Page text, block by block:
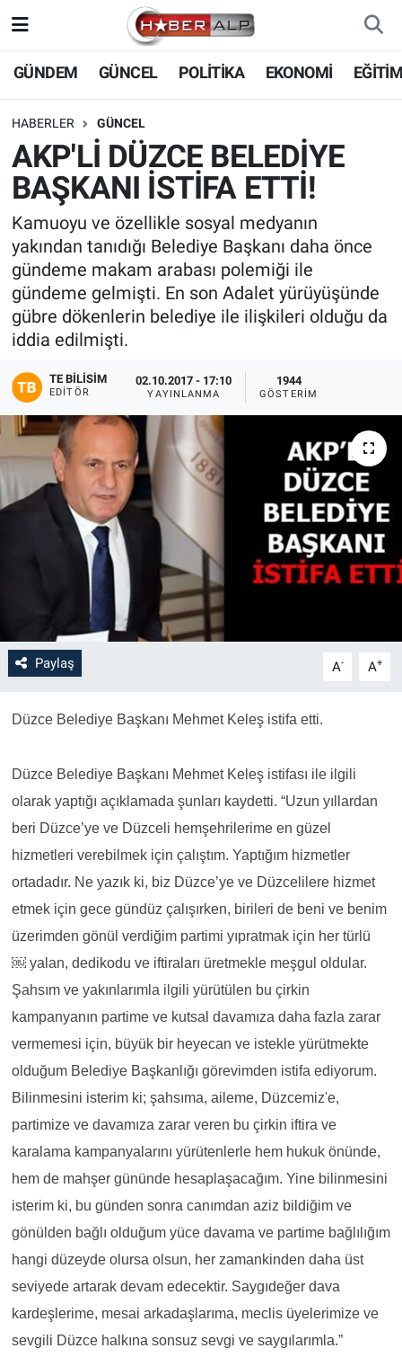
GÜNDEM GÜNCEL POLİTİKA EKONOMİ
HABERLER GÜNCEL
AKP'Lİ DÜZCE BELEDİYE
BAŞKANI İSTİFA ETTİ!
Kamuoyu ve özellikle sosyal medyanın
yakından tanıdığı Belediye Başkanı daha önce
gündeme makam arabası polemiği ile
gündeme gelmişti. En son Adalet yürüyüşünde
gübre dökenlerin belediye ile ilişkileri olduğu da
iddia edilmişti.
TE BILISIM
EDITÖR
02.10.2017 - 17:10
YAYINLANMA
1944
GÖSTERIM
Paylaş A- A+
Düzce Belediye Başkanı Mehmet Keleş istifa etti.
Düzce Belediye Başkanı Mehmet Keleş istifası ile ilgili
olarak yaptığı açıklamada şunları kaydetti. “Uzun yıllardan
beri Düzce’ye ve Düzceli hemşehrilerime en güzel
hizmetleri verebilmek için çalıştım. Yaptığım hizmetler
ortadadır. Ne yazık ki, biz Düzce’ye ve Düzcelilere hizmet
etmek için gece gündüz çalışırken, birileri de beni ve benim
üzerimden gönül verdiğim partimi yıpratmak için her türlü
￼ yalan, dedikodu ve iftiraları üretmekle meşgul oldular.
Şahsım ve yakınlarımla ilgili yürütülen bu çirkin
kampanyanın partime ve kutsal davamıza daha fazla zarar
vermemesi için, büyük bir heyecan ve istekle yürütmekte
olduğum Belediye Başkanlığı görevimden istifa ediyorum.
Bilinmesini isterim ki; şahsıma, aileme, Düzcemiz'e,
partimize ve davamıza zarar veren bu çirkin iftira ve
karalama kampanyalarını yürütenlerle hem hukuk önünde,
hem de mahşer gününde hesaplaşacağım. Yine bilinmesini
isterim ki, bu günden sonra canımdan aziz bildiğim ve
gönülden bağlı olduğum yüce davama ve partime bağlılığım
hangi düzeyde olursa olsun, her zamankinden daha üst
seviyede artarak devam edecektir. Saygıdeğer dava
kardeşlerime, mesai arkadaşlarıma, meclis üyelerimize ve
sevgili Düzce halkına sonsuz sevgi ve saygılarımla.”
Nöbetçi Eczaneler
Hava Durumu
Trafik Durumu
Süper Lig Puan Durumu ve Fikstür
Tüm Manşetler
Son Dakika Haberleri
Haber Arşivi